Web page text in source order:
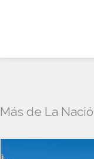
Más de La